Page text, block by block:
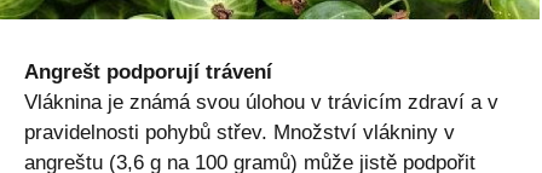
Angrešt podporují trávení
Vláknina je známá svou úlohou v trávicím zdraví a v
pravidelnosti pohybů střev. Množství vlákniny v
angreštu (3,6 g na 100 gramů) může jistě podpořit